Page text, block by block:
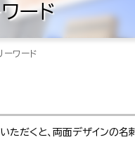
ード
ーワード
だくと、両面デザインの名